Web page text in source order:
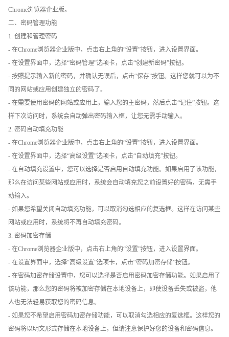
Chrome浏览器企业版。
二、密码管理功能
1. 创建和管理密码
- 在Chrome浏览器企业版中，点击右上角的“设置”按钮，进入设置界面。
- 在设置界面中，选择“密码管理”选项卡，点击“创建新密码”按钮。
- 按照提示输入新的密码，并确认无误后，点击“保存”按钮。这样您就可以为不
同的网站或应用创建独立的密码了。
- 在需要使用密码的网站或应用上，输入您的主密码，然后点击“记住”按钮。这
样下次访问时，系统会自动弹出密码输入框，让您无需手动输入。
2. 密码自动填充功能
- 在Chrome浏览器企业版中，点击右上角的“设置”按钮，进入设置界面。
- 在设置界面中，选择“高级设置”选项卡，点击“自动填充”按钮。
- 在自动填充设置中，您可以选择是否启用自动填充功能。如果启用了该功能，
那么在访问某些网站或应用时，系统会自动填充您之前设置好的密码，无需手
动输入。
- 如果您希望关闭自动填充功能，可以取消勾选相应的复选框。这样在访问某些
网站或应用时，系统将不再自动填充密码。
3. 密码加密存储
- 在Chrome浏览器企业版中，点击右上角的“设置”按钮，进入设置界面。
- 在设置界面中，选择“高级设置”选项卡，点击“密码加密存储”按钮。
- 在密码加密存储设置中，您可以选择是否启用密码加密存储功能。如果启用了
该功能，那么您的密码将被加密存储在本地设备上，即使设备丢失或被盗，他
人也无法轻易获取您的密码信息。
- 如果您不希望启用密码加密存储功能，可以取消勾选相应的复选框。这样您的
密码将以明文形式存储在本地设备上，但请注意保护好您的设备和密码信息。